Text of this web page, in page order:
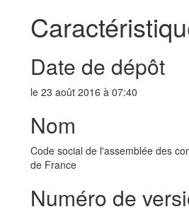
Date de dépôt
le 23 août 2016 à 07:40
Nom
Code social de l'assemblée des
de France
Numéro de